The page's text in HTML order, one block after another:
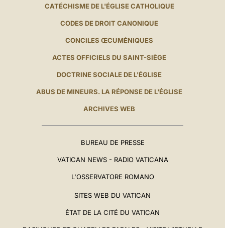
CATÉCHISME DE L'ÉGLISE CATHOLIQUE
CODES DE DROIT CANONIQUE
CONCILES ŒCUMÉNIQUES
ACTES OFFICIELS DU SAINT-SIÈGE
DOCTRINE SOCIALE DE L'ÉGLISE
ABUS DE MINEURS. LA RÉPONSE DE L'ÉGLISE
ARCHIVES WEB
BUREAU DE PRESSE
VATICAN NEWS - RADIO VATICANA
L'OSSERVATORE ROMANO
SITES WEB DU VATICAN
ÉTAT DE LA CITÉ DU VATICAN